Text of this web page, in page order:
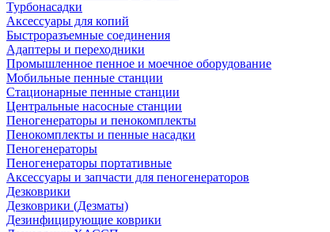
Турбонасадки
Аксессуары для копий
Быстроразъемные соединения
Адаптеры и переходники
Промышленное пенное и моечное оборудование
Мобильные пенные станции
Стационарные пенные станции
Центральные насосные станции
Пеногенераторы и пенокомплекты
Пенокомплекты и пенные насадки
Пеногенераторы
Пеногенераторы портативные
Аксессуары и запчасти для пеногенераторов
Дезковрики
Дезковрики (Дезматы)
Дезинфицирующие коврики